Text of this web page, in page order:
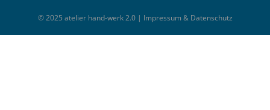
© 2025 atelier hand-werk 2.0 | Impressum & Datenschutz